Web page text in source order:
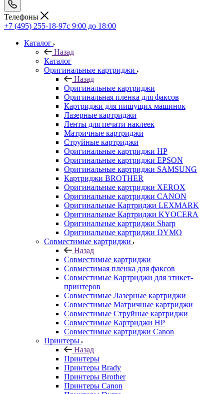
Телефоны
+7 (495) 255-18-97с 9:00 до 18:00
Каталог
Назад
Каталог
Оригинальные картриджи
Назад
Оригинальные картриджи
Оригинальная пленка для факсов
Картриджи для пишущих машинок
Лазерные картриджи
Ленты для печати наклеек
Матричные картриджи
Струйные картриджи
Оригинальные картриджи HP
Оригинальные картриджи EPSON
Оригинальные картриджи SAMSUNG
Картриджи BROTHER
Оригинальные картриджи XEROX
Оригинальные картриджи CANON
Оригинальные Картриджи LEXMARK
Оригинальные Картриджи KYOCERA
Оригинальные картриджи Sharp
Оригинальные картриджи DYMO
Совместимые картриджи
Назад
Совместимые картриджи
Совместимая пленка для факсов
Совместимые Картриджи для этикет-
принтеров
Совместимые Лазерные картриджи
Совместимые Матричные картриджи
Совместимые Струйные картриджи
Совместимые Картриджи HP
Совместимые картриджи Canon
Принтеры
Назад
Принтеры
Принтеры Brady
Принтеры Brother
Принтеры Canon